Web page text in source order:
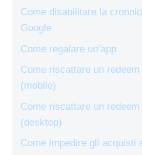
Come disabilitare la
Google
Come regalare un’app
Come riscattare un redeem
(mobile)
Come riscattare un redeem
(desktop)
Come impedire gli acquisti